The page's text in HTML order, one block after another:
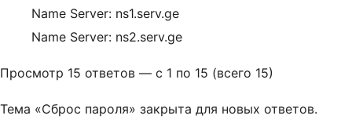
Name Server: ns1.serv.ge
Name Server: ns2.serv.ge
Просмотр 15 ответов — с 1 по 15 (всего 15)
Тема «Сброс пароля» закрыта для новых ответов.